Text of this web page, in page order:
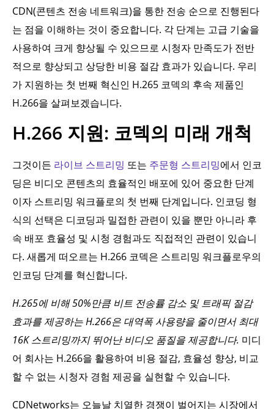
CDN(콘텐츠 전송 네트워크)을 통한 전송 순으로 진행된다
는 점을 이해하는 것이 중요합니다. 각 단계는 고급 기술을
사용하여 크게 향상될 수 있으므로 시청자 만족도가 전반
적으로 향상되고 상당한 비용 절감 효과가 있습니다. 우리
가 지원하는 첫 번째 혁신인 H.265 코덱의 후속 제품인
H.266을 살펴보겠습니다.
H.266 지원: 코덱의 미래 개척
그것이든 라이브 스트리밍 또는 주문형 스트리밍에서 인코
딩은 비디오 콘텐츠의 효율적인 배포에 있어 중요한 단계
이자 스트리밍 워크플로의 첫 번째 단계입니다. 인코딩 형
식의 선택은 디코딩과 밀접한 관련이 있을 뿐만 아니라 후
속 배포 효율성 및 시청 경험과도 직접적인 관련이 있습니
다. 새롭게 떠오르는 H.266 코덱은 스트리밍 워크플로우의
인코딩 단계를 혁신합니다.
H.265에 비해 50%만큼 비트 전송률 감소 및 트래픽 절감
효과를 제공하는 H.266은 대역폭 사용량을 줄이면서 최대
16K 스트리밍까지 뛰어난 비디오 품질을 제공합니다. 미디
어 회사는 H.266을 활용하여 비용 절감, 효율성 향상, 비교
할 수 없는 시청자 경험 제공을 실현할 수 있습니다.
CDNetworks는 오늘날 치열한 경쟁이 벌어지는 시장에서